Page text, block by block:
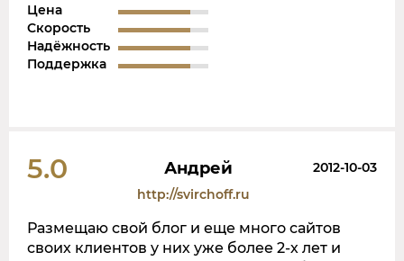
Цена
Скорость
Надёжность
Поддержка
5.0 Андрей
2012-10-03
http://svirchoff.ru
Размещаю свой блог и еще много сайтов
своих клиентов у них уже более 2-х лет и